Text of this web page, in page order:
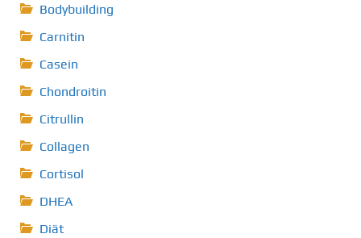
Bodybuilding
Carnitin
Casein
Chondroitin
Citrullin
Collagen
Cortisol
DHEA
Diät